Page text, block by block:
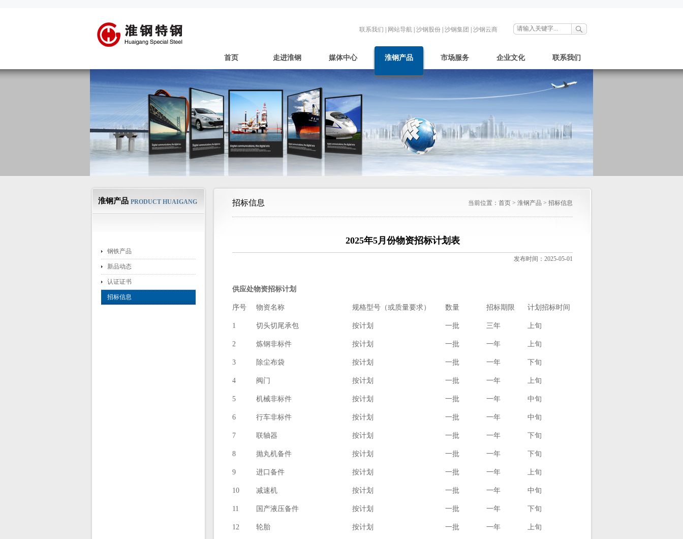
联系我们 网站导航 沙钢股份 沙钢集团 沙钢云商
首页 走进淮钢 媒体中心 淮钢产品 市场服务 企业文化 联系我们
淮钢产品 PRODUCT HUAIGANG
钢铁产品
新品动态
认证证书
招标信息
当前位置： 首页 > 淮钢产品 > 招标信息
招标信息
2025年5月份物资招标计划表
发布时间：2025-05-01
供应处物资招标计划
序号 物资名称 规格型号（或质量要求） 数量 招标期限 计划招标时间
1 切头切尾承包 按计划 一批 三年 上旬
2 炼钢非标件 按计划 一批 一年 上旬
3 除尘布袋 按计划 一批 一年 下旬
4 阀门 按计划 一批 一年 上旬
5 机械非标件 按计划 一批 一年 中旬
6 行车非标件 按计划 一批 一年 中旬
7 联轴器 按计划 一批 一年 下旬
8 抛丸机备件 按计划 一批 一年 下旬
9 进口备件 按计划 一批 一年 上旬
10 减速机 按计划 一批 一年 中旬
11 国产液压备件 按计划 一批 一年 下旬
12 轮胎 按计划 一批 一年 上旬